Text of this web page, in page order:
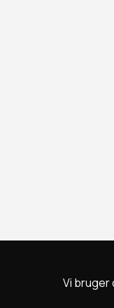
Vi bruger